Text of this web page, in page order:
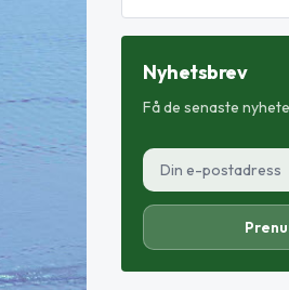
Nyhetsbrev
Få de senaste